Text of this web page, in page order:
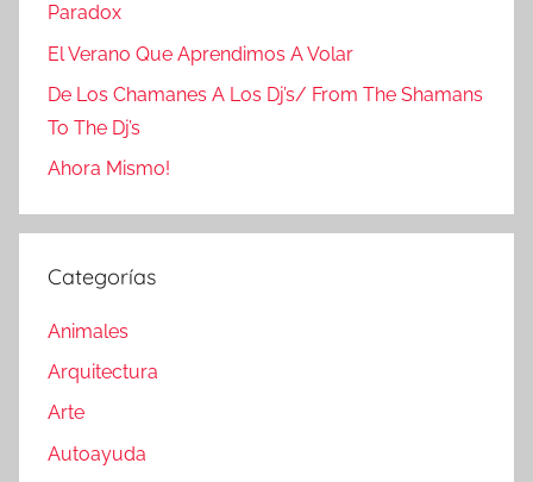
Paradox
El Verano Que Aprendimos A Volar
De Los Chamanes A Los Dj’s/ From The Shamans
To The Dj’s
Ahora Mismo!
Categorías
Animales
Arquitectura
Arte
Autoayuda